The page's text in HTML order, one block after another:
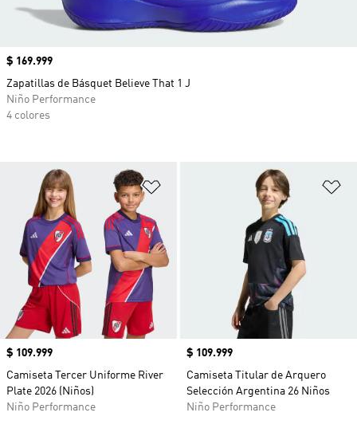
Añadir a la lista de deseos
Precio
$ 109.999
Camiseta Tercer Uniforme River
Plate 2026 (Niños)
Niño Performance
Precio
$ 109.999
Camiseta Titular de Arquero
Selección Argentina 26 Niños
Niño Performance
Precio
$ 169.999
Zapatillas de Básquet Believe That 1 J
Niño Performance
4 colores